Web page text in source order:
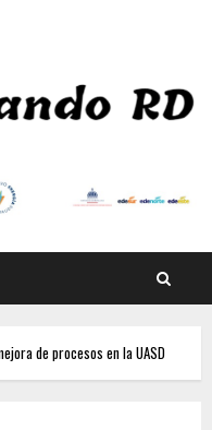
de procesos en la UASD